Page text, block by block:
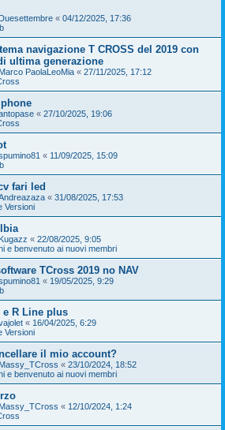
Duesettembre « 04/12/2025, 17:36
navigazione T CROSS del 2019 con
ultima generazione
Marco PaolaLeoMia « 27/11/2025, 17:12
« 27/10/2025, 19:06
« 11/09/2025, 15:09
fari led
« 31/08/2025, 17:53
Versioni
Kugazz « 22/08/2025, 9:05
e benvenuto ai nuovi membri
TCross 2019 no NAV
« 19/05/2025, 9:29
e R Line plus
« 16/04/2025, 6:29
Versioni
il mio account?
Massy_TCross « 23/10/2024, 18:52
e benvenuto ai nuovi membri
Massy_TCross « 12/10/2024, 1:24